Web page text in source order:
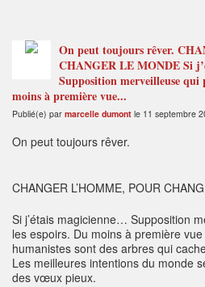
On peut toujours rêver.
CHANGER LE MONDE Si
Supposition merveilleuse qui
moins à première vue...
Publié(e) par marcelle dumont le 11 septembre
On peut toujours rêver.
CHANGER L’HOMME, POUR
Si j’étais magicienne… Supposition
les espoirs. Du moins à première
humanistes sont des arbres qui
Les meilleures intentions du monde
des vœux pieux.